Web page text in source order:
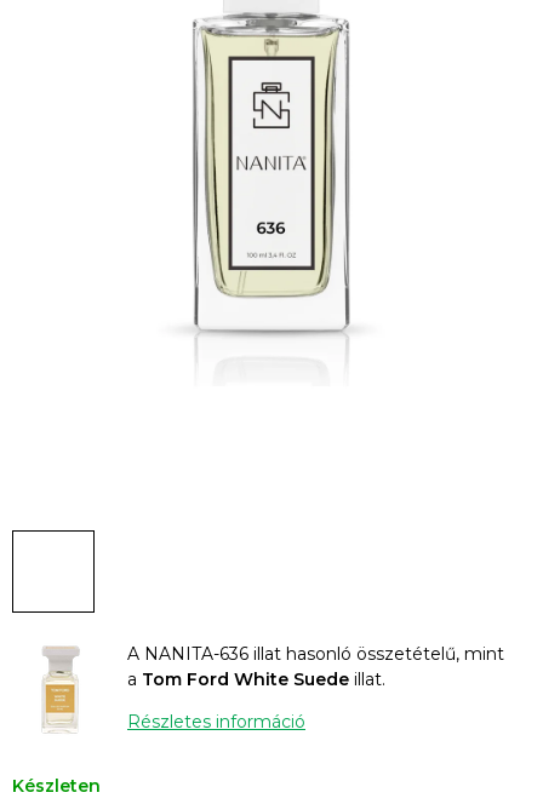
A NANITA-636 illat hasonló összetételű, mint
a Tom Ford White Suede illat.
Részletes információ
Készleten